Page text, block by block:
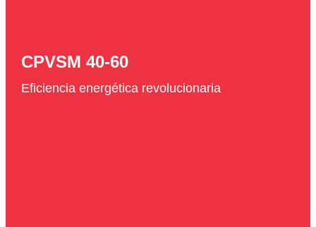
CPVSM 40-60
Eficiencia energética revolucionaria